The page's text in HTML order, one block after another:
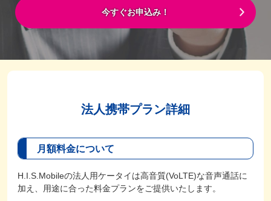
今すぐお申込み！
法人携帯プラン詳細
月額料金について
H.I.S.Mobileの法人用ケータイは高音質(VoLTE)な音声通話に
加え、用途に合った料金プランをご提供いたします。